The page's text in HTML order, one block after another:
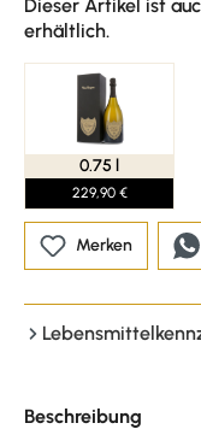
Dieser Artikel ist
erhältlich.
0.75 l
229,90 €
Merken
Beschreibung